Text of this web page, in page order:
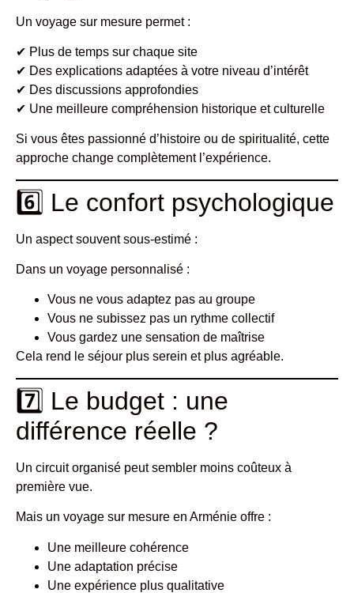
Un voyage sur mesure permet :
✔ Plus de temps sur chaque site
✔ Des explications adaptées à votre niveau d’intérêt
✔ Des discussions approfondies
✔ Une meilleure compréhension historique et culturelle
Si vous êtes passionné d’histoire ou de spiritualité, cette
approche change complètement l’expérience.
6️⃣ Le confort psychologique
Un aspect souvent sous-estimé :
Dans un voyage personnalisé :
Vous ne vous adaptez pas au groupe
Vous ne subissez pas un rythme collectif
Vous gardez une sensation de maîtrise
Cela rend le séjour plus serein et plus agréable.
7️⃣ Le budget : une
différence réelle ?
Un circuit organisé peut sembler moins coûteux à
première vue.
Mais un voyage sur mesure en Arménie offre :
Une meilleure cohérence
Une adaptation précise
Une expérience plus qualitative